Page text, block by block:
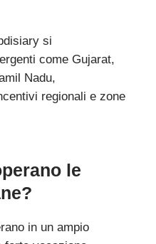
si
come Gujarat,
Nadu,
regionali e zone
le
in un ampio